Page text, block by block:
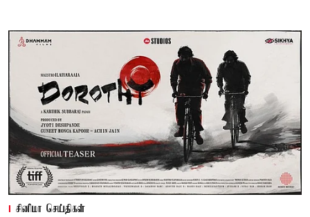
சினிமா செய்திகள்